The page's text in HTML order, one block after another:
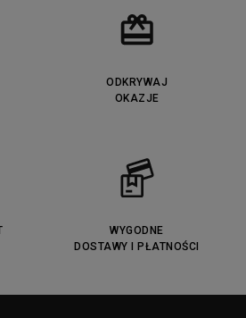
ODKRYWAJ
OKAZJE
WYGODNE
DOSTAWY I PŁATNOŚCI